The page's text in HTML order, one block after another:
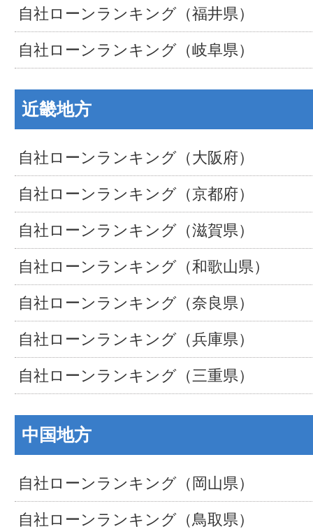
自社ローンランキング（福井県）
自社ローンランキング（岐阜県）
近畿地方
自社ローンランキング（大阪府）
自社ローンランキング（京都府）
自社ローンランキング（滋賀県）
自社ローンランキング（和歌山県）
自社ローンランキング（奈良県）
自社ローンランキング（兵庫県）
自社ローンランキング（三重県）
中国地方
自社ローンランキング（岡山県）
自社ローンランキング（鳥取県）